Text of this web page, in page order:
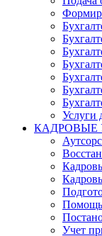
Услуги
КАДРОВЫЕ
Помощь
Учет